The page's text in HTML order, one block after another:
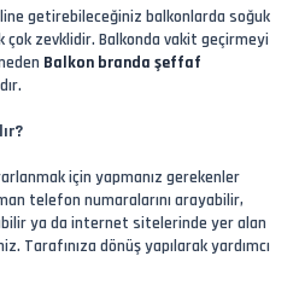
getirebileceğiniz balkonlarda soğuk
çok zevklidir. Balkonda vakit geçirmeyi
Balkon branda şeffaf
için yapmanız gerekenler
telefon numaralarını arayabilir,
ya da internet sitelerinde yer alan
Tarafınıza dönüş yapılarak yardımcı